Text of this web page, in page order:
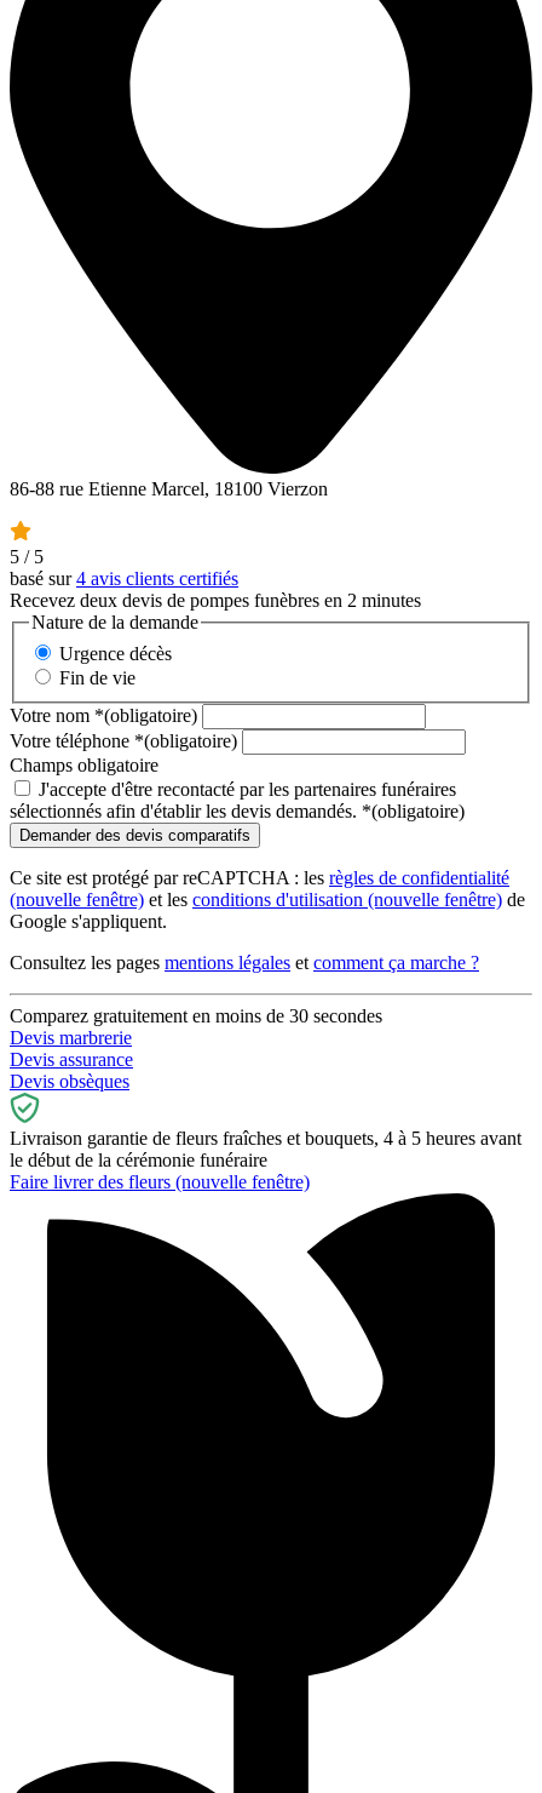
86-88 rue Etienne Marcel, 18100 Vierzon
5 / 5
basé sur4 avis clients certifiés
Recevez deux devis de pompes funèbres en 2 minutes
Nature de la demande
Urgence décès
Fin de vie
Votre nom *(obligatoire)
Votre téléphone *(obligatoire)
Champs obligatoire
J'accepte d'être recontacté par les partenaires funéraires
sélectionnés afin d'établir les devis demandés. *(obligatoire)
Ce site est protégé par reCAPTCHA : les règles de confidentialité
(nouvelle fenêtre) et les conditions d'utilisation (nouvelle fenêtre) de
Google s'appliquent.
Consultez les pages mentions légales et comment ça marche ?
Comparez gratuitement en moins de 30 secondes
Devis marbrerie
Devis assurance
Devis obsèques
Livraison garantie de fleurs fraîches et bouquets, 4 à 5 heures avant
le début de la cérémonie funéraire
Faire livrer des fleurs (nouvelle fenêtre)